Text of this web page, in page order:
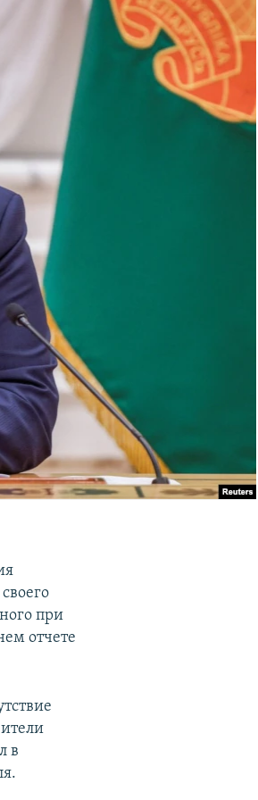
при
отчете
в